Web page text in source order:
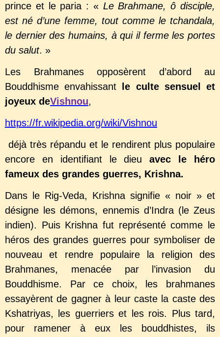
prince et le paria : « Le Brahmane, ô disciple,
est né d’une femme, tout comme le tchandala,
le dernier des humains, à qui il ferme les portes
du salut. »
Les Brahmanes opposèrent d’abord au
Bouddhisme envahissant
le culte sensuel et
joyeux deVishnou,
https://fr.wikipedia.org/wiki/Vishnou
déjà très répandu et le rendirent plus populaire
encore en identifiant le dieuavec le héro
fameux des grandes guerres, Krishna.
Dans le Rig-Veda, Krishna signifie « noir » et
désigne les démons, ennemis d’Indra (le Zeus
indien). Puis Krishna fut représenté comme le
héros des grandes guerres pour symboliser de
nouveau et rendre populaire la religion des
Brahmanes, menacée par l’invasion du
Bouddhisme. Par ce choix, les brahmanes
essayèrent de gagner à leur caste la caste des
Kshatriyas, les guerriers et les rois. Plus tard,
pour ramener à eux les bouddhistes, ils